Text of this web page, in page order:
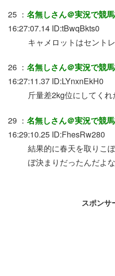
25 ： 名無しさん＠実況で競
16:27:07.14 ID:tBwqBkts0
キャメロットはセント
26 ： 名無しさん＠実況で競
16:27:11.37 ID:LYnxnEkH0
斤量差2kg位にしてくれ
29 ： 名無しさん＠実況で競
16:29:10.25 ID:FhesRw280
結果的に春天を取りこ
ぼ決まりだったんだよ
スポンサ